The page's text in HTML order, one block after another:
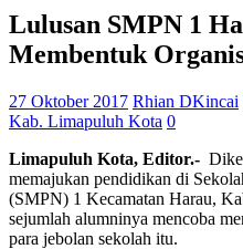
Lulusan SMPN 1
Membentuk
27 Oktober 2017 Rhian DKincai
Kab. Limapuluh Kota 0
Limapuluh Kota, Editor.-
memajukan pendidikan di
(SMPN) 1 Kecamatan Harau,
sejumlah alumninya mencoba
para jebolan sekolah itu.